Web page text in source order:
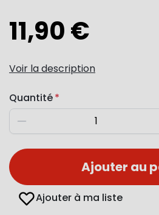
11,90 €
Voir la description
Quantité
Diminuer
Ajouter au
Ajouter à ma liste